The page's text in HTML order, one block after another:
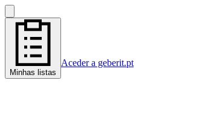
Minhas listas
Aceder a geberit.pt